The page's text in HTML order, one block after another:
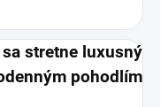
stretne luxusný
pohodlím